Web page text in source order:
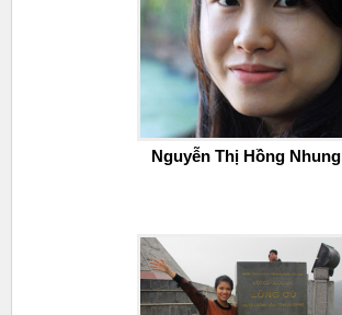
Nguyễn Thị Hồng Nhung